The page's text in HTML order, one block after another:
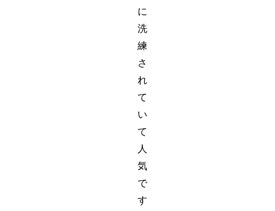
に
洗
練
さ
れ
て
い
て
人
気
で
す